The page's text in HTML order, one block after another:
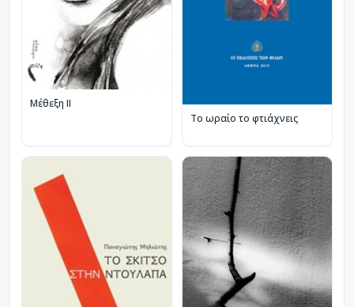
Μέθεξη II
Το ωραίο το φτιάχνεις